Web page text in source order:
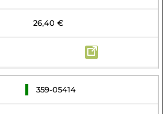
26,40 €
359-05414